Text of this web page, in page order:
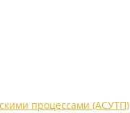
процессами (АСУТП)